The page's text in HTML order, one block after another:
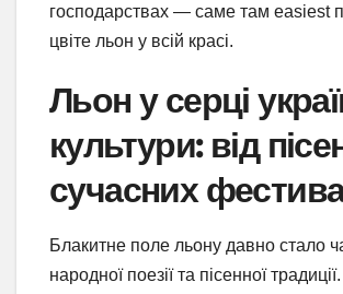
господарствах — саме там easiest
цвіте льон у всій красі.
Льон у серці
культури: від
сучасних
Блакитне поле льону давно стало
народної поезії та пісенної